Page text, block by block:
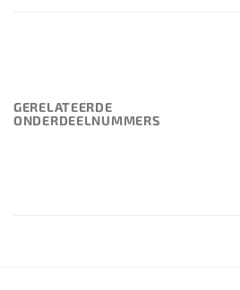
GERELATEERDE
ONDERDEELNUMMERS